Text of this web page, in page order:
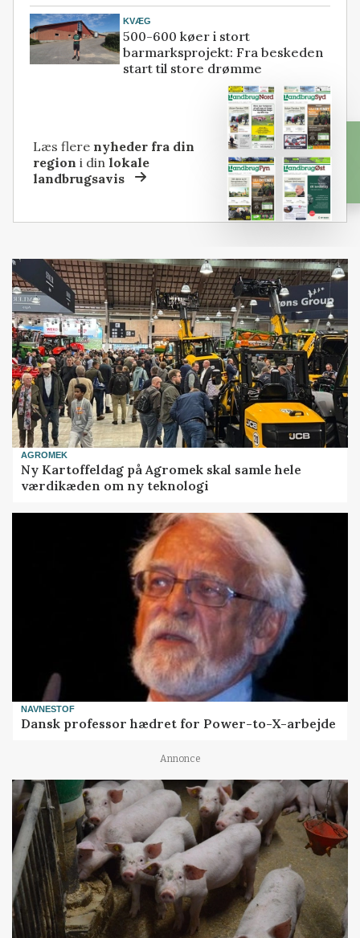
KVÆG
500-600 køer i stort
barmarksprojekt: Fra beskeden
start til store drømme
Læs flere nyheder fra din
region i dinlokale
landbrugsavis
AGROMEK
Ny Kartoffeldag på Agromek skal samle hele
værdikæden om ny teknologi
NAVNESTOF
Dansk professor hædret for Power-to-X-arbejde
Annonce